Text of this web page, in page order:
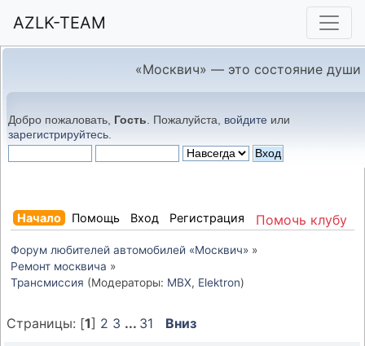
AZLK-TEAM
«Москвич» — это состояние души
Добро пожаловать, Гость . Пожалуйста, войдите или
зарегистрируйтесь
Помочь клубу
Начало Помощь Вход Регистрация
Форум любителей автомобилей «Москвич» »
Ремонт москвича »
Трансмиссия (Модераторы: MBX, Elektron)
Страницы: [1] 2 3 ... 31 Вниз